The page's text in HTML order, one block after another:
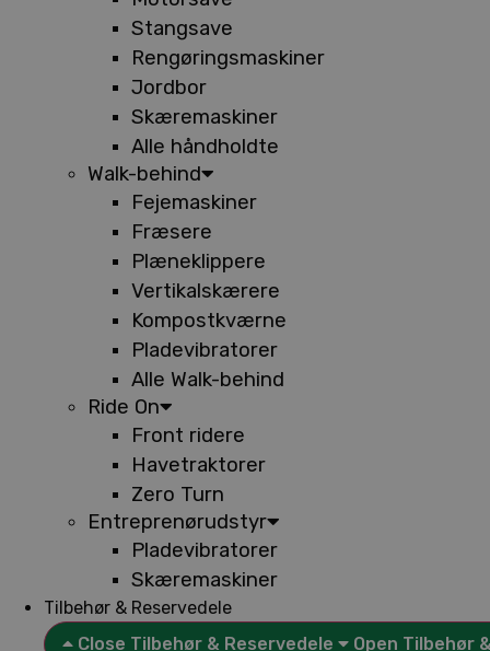
Stangsave
Rengøringsmaskiner
Jordbor
Skæremaskiner
Alle håndholdte
Walk-behind
Fejemaskiner
Fræsere
Plæneklippere
Vertikalskærere
Kompostkværne
Pladevibratorer
Alle Walk-behind
Ride On
Front ridere
Havetraktorer
Zero Turn
Entreprenørudstyr
Pladevibratorer
Skæremaskiner
Tilbehør & Reservedele
Close Tilbehør & Reservedele
Open Tilbehør